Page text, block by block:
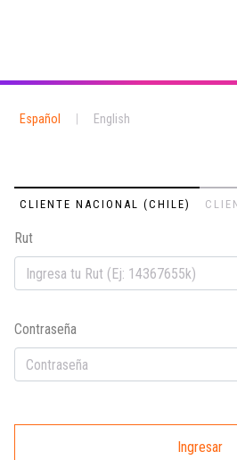
Español English
CLIENTE NACIONAL (CHILE)
Rut
Contraseña
Ingresar